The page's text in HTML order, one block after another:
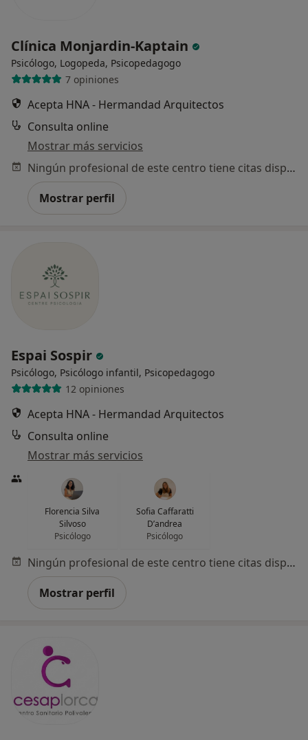
Clínica Monjardin-Kaptain
Psicólogo, Logopeda, Psicopedagogo
7 opiniones
Acepta HNA - Hermandad Arquitectos
Consulta online
Mostrar más servicios
Ningún profesional de este centro tiene citas disponibles
Mostrar perfil
Espai Sospir
Psicólogo, Psicólogo infantil, Psicopedagogo
12 opiniones
Acepta HNA - Hermandad Arquitectos
Consulta online
Mostrar más servicios
Florencia Silva
Silvoso
Psicólogo
Sofia Caffaratti
D’andrea
Psicólogo
Ningún profesional de este centro tiene citas disponibles
Mostrar perfil